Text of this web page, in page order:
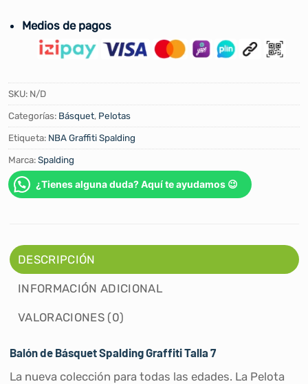
Medios de pagos
SKU: N/D
Categorías: Básquet, Pelotas
Etiqueta: NBA Graffiti Spalding
Marca:Spalding
¿Tienes alguna duda? Aquí te ayudamos 😉
DESCRIPCIÓN
INFORMACIÓN ADICIONAL
VALORACIONES (0)
Balón de Básquet Spalding Graffiti Talla 7
La nueva colección para todas las edades. La Pelota